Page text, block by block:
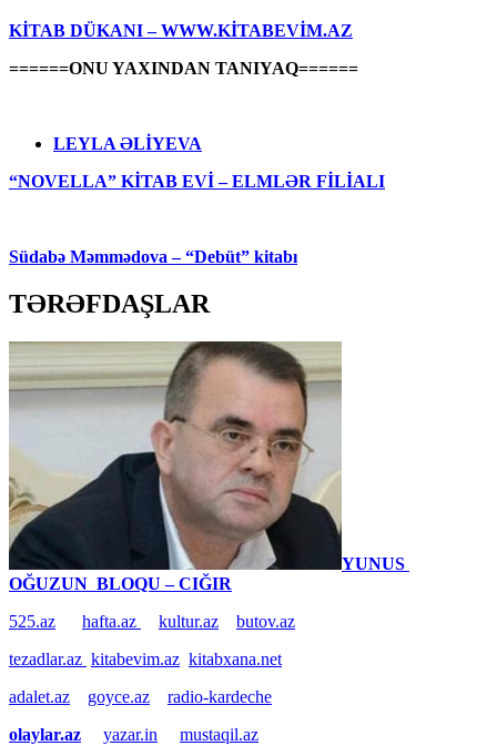
KİTAB DÜKANI – WWW.KİTABEVİM.AZ
======ONU YAXINDAN TANIYAQ======
LEYLA ƏLİYEVA
“NOVELLA” KİTAB EVİ – ELMLƏR FİLİALI
Südabə Məmmədova – “Debüt” kitabı
TƏRƏFDAŞLAR
YUNUS
OĞUZUN BLOQU – CIĞIR
525.az
hafta.az kultur.az
butov.az
tezadlar.az kitabevim.az kitabxana.net
adalet.az
goyce.az
radio-kardeche
olaylar.az
yazar.in mustaqil.az